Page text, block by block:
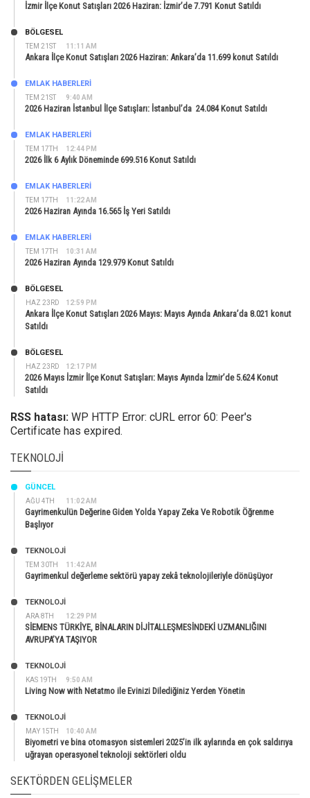
İzmir İlçe Konut Satışları 2026 Haziran: İzmir’de 7.791 Konut Satıldı
TEM 21ST 11:11 AM
BÖLGESEL
Ankara İlçe Konut Satışları 2026 Haziran: Ankara’da 11.699 konut Satıldı
TEM 21ST 9:40 AM
EMLAK HABERLERI
2026 Haziran İstanbul İlçe Satışları: İstanbul’da 24.084 Konut Satıldı
TEM 17TH 12:44 PM
EMLAK HABERLERI
2026 İlk 6 Aylık Döneminde 699.516 Konut Satıldı
TEM 17TH 11:22 AM
EMLAK HABERLERI
2026 Haziran Ayında 16.565 İş Yeri Satıldı
TEM 17TH 10:31 AM
EMLAK HABERLERI
2026 Haziran Ayında 129.979 Konut Satıldı
HAZ 23RD 12:59 PM
BÖLGESEL
Ankara İlçe Konut Satışları 2026 Mayıs: Mayıs Ayında Ankara’da 8.021 konut
Satıldı
HAZ 23RD 12:17 PM
BÖLGESEL
2026 Mayıs İzmir İlçe Konut Satışları: Mayıs Ayında İzmir’de 5.624 Konut
Satıldı
RSS hatası: WP HTTP Error: cURL error 60: Peer's
Certificate has expired.
TEKNOLOJI
AĞU 4TH 11:02 AM
GÜNCEL
Gayrimenkulün Değerine Giden Yolda Yapay Zeka Ve Robotik Öğrenme
Başlıyor
TEM 30TH 11:42 AM
TEKNOLOJİ
Gayrimenkul değerleme sektörü yapay zekâ teknolojileriyle dönüşüyor
ARA 8TH 12:29 PM
TEKNOLOJİ
SİEMENS TÜRKİYE, BİNALARIN DİJİTALLEŞMESİNDEKİ UZMANLIĞINI
AVRUPA’YA TAŞIYOR
KAS 19TH 9:50 AM
TEKNOLOJİ
Living Now with Netatmo ile Evinizi Dilediğiniz Yerden Yönetin
MAY 15TH 10:40 AM
TEKNOLOJİ
Biyometri ve bina otomasyon sistemleri 2025’in ilk aylarında en çok saldırıya
uğrayan operasyonel teknoloji sektörleri oldu
SEKTÖRDEN GELIŞMELER